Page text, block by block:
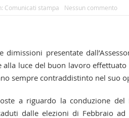
Comunicati stampa Nessun commento
dimissioni presentate
luce del buon lavoro
sempre contraddistinto nel suo
a riguardo la conduzione
dalle elezioni di Febbraio